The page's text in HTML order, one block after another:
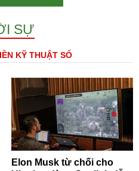
SỰ
KỸ THUẬT SỐ
Elon Musk từ chối cho